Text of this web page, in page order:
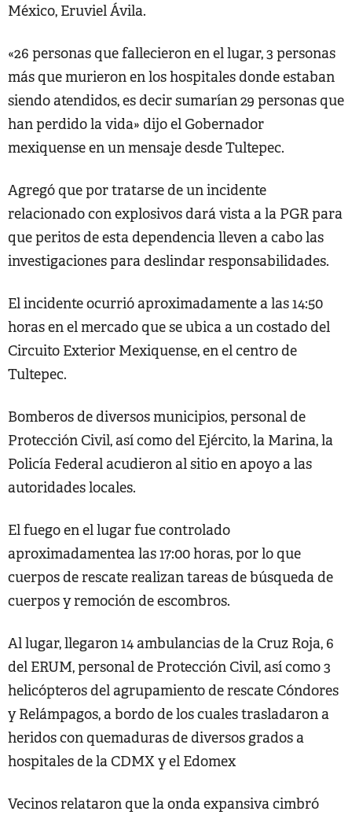
México, Eruviel Ávila.
«26 personas que fallecieron en el lugar, 3 personas
más que murieron en los hospitales donde estaban
siendo atendidos, es decir sumarían 29 personas que
han perdido la vida» dijo el Gobernador
mexiquense en un mensaje desde Tultepec.
Agregó que por tratarse de un incidente
relacionado con explosivos dará vista a la PGR para
que peritos de esta dependencia lleven a cabo las
investigaciones para deslindar responsabilidades.
El incidente ocurrió aproximadamente a las 14:50
horas en el mercado que se ubica a un costado del
Circuito Exterior Mexiquense, en el centro de
Tultepec.
Bomberos de diversos municipios, personal de
Protección Civil, así como del Ejército, la Marina, la
Policía Federal acudieron al sitio en apoyo a las
autoridades locales.
El fuego en el lugar fue controlado
aproximadamentea las 17:00 horas, por lo que
cuerpos de rescate realizan tareas de búsqueda de
cuerpos y remoción de escombros.
Al lugar, llegaron 14 ambulancias de la Cruz Roja, 6
del ERUM, personal de Protección Civil, así como 3
helicópteros del agrupamiento de rescate Cóndores
y Relámpagos, a bordo de los cuales trasladaron a
heridos con quemaduras de diversos grados a
hospitales de la CDMX y el Edomex
Vecinos relataron que la onda expansiva cimbró